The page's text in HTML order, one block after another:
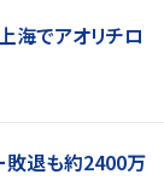
海でアオリチロ
敗退も約2400万